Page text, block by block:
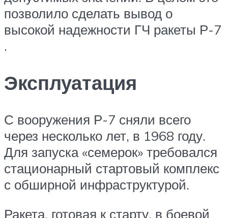
позволило сделать вывод о
высокой надежности ГЧ ракеты Р-7
.
Эксплуатация
С вооружения Р-7 сняли всего
через несколько лет, в 1968 году.
Для запуска «семерок» требовался
стационарный стартовый комплекс
с обширной инфраструктурой.
Ракета, готовая к старту, в боевой